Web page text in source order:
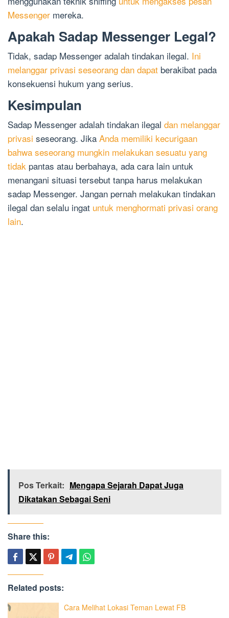
Messenger mereka.
Apakah Sadap Messenger Legal?
Tidak, sadap Messenger adalah tindakan ilegal. Ini
melanggar privasi seseorang dan dapat berakibat pada
konsekuensi hukum yang serius.
Kesimpulan
Sadap Messenger adalah tindakan ilegal dan melanggar
privasi seseorang. Jika Anda memiliki kecurigaan
bahwa seseorang mungkin melakukan sesuatu yang
tidak pantas atau berbahaya, ada cara lain untuk
menangani situasi tersebut tanpa harus melakukan
sadap Messenger. Jangan pernah melakukan tindakan
ilegal dan selalu ingat untuk menghormati privasi orang
lain.
Pos Terkait: Mengapa Sejarah Dapat Juga
Dikatakan Sebagai Seni
Share this:
Related posts:
Cara Melihat Lokasi Teman Lewat FB